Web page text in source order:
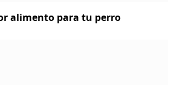
alimento para tu perro